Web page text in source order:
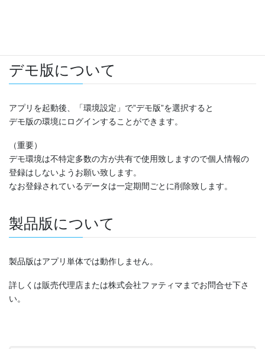
デモ版について
アプリを起動後、「環境設定」で”デモ版”を選択すると
デモ版の環境にログインすることができます。
（重要）
デモ環境は不特定多数の方が共有で使用致しますので個人情報の
登録はしないようお願い致します。
なお登録されているデータは一定期間ごとに削除致します。
製品版について
製品版はアプリ単体では動作しません。
詳しくは販売代理店または株式会社ファティマまでお問合せ下さ
い。